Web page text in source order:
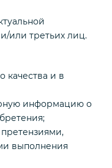
или третьих лиц.
качества и в
информацию о
выполнения